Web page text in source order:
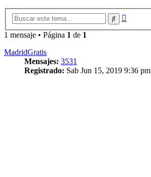
Buscar
1 mensaje • Página 1 de 1
MadridGratis
Mensajes: 3531
Registrado: Sab Jun 15, 2019 9:36 pm